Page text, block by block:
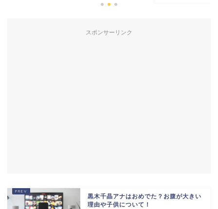
スポンサーリンク
黒木千晶アナはおめでた？お腹が大きい
理由や子供について！